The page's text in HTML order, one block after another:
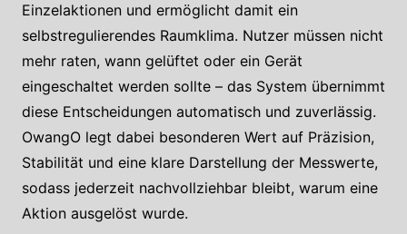
Einzelaktionen und ermöglicht damit ein
selbstregulierendes Raumklima. Nutzer müssen nicht
mehr raten, wann gelüftet oder ein Gerät
eingeschaltet werden sollte – das System übernimmt
diese Entscheidungen automatisch und zuverlässig.
OwangO legt dabei besonderen Wert auf Präzision,
Stabilität und eine klare Darstellung der Messwerte,
sodass jederzeit nachvollziehbar bleibt, warum eine
Aktion ausgelöst wurde.